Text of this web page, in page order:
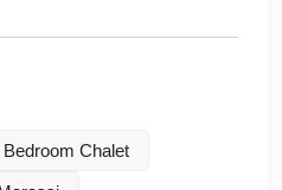
Bedroom Chalet